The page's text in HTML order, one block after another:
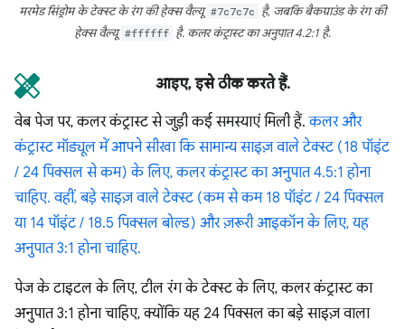
मरमेड सिंड्रोम के टेक्स्ट के रंग की हेक्स वैल्यू #7c7c7c है, जबकि बैकग्राउंड के रंग की
हेक्स वैल्यू #ffffff है. कलर कंट्रास्ट का अनुपात 4.2:1 है.
आइए, इसे ठीक करते हैं.
वेब पेज पर, कलर कंट्रास्ट से जुड़ी कई समस्याएं मिली हैं.कलर और
कंट्रास्ट मॉड्यूल में आपने सीखा कि सामान्य साइज़ वाले टेक्स्ट (18 पॉइंट
/ 24 पिक्सल से कम) के लिए, कलर कंट्रास्ट का अनुपात 4.5:1 होना
चाहिए. वहीं, बड़े साइज़ वाले टेक्स्ट (कम से कम 18 पॉइंट / 24 पिक्सल
या 14 पॉइंट / 18.5 पिक्सल बोल्ड) और ज़रूरी आइकॉन के लिए, यह
अनुपात 3:1 होना चाहिए.
पेज के टाइटल के लिए, टील रंग के टेक्स्ट के लिए, कलर कंट्रास्ट का
अनुपात 3:1 होना चाहिए, क्योंकि यह 24 पिक्सल का बड़े साइज़ वाला